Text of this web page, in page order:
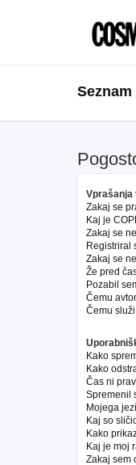
Vprašanja
Zakaj se
Kaj je
Zakaj se
Registriral
Zakaj se
Že pred
Pozabil
Čemu
Čemu
Kako
Kako
Čas ni
Spremenil
Mojega
Kaj so
Kako
Kaj je moj
Zakaj sem